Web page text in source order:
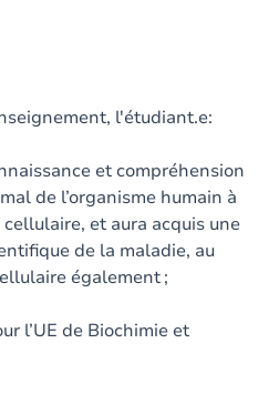
l'étudiant.e:
et compréhension
de l’organisme humain à
et aura acquis une
de la maladie, au
également ;
l’UE de Biochimie et